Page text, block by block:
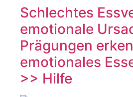
Schlechtes
emotionale
Prägungen
emotionales
>> Hilfe